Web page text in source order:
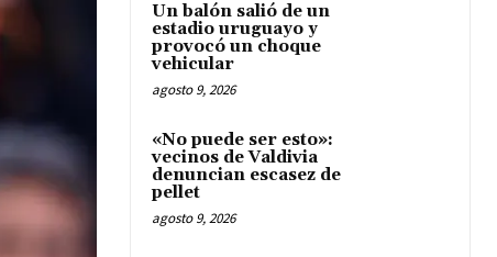
Un balón salió de un
estadio uruguayo y
provocó un choque
vehicular
agosto 9, 2026
«No puede ser esto»:
vecinos de Valdivia
denuncian escasez de
pellet
agosto 9, 2026